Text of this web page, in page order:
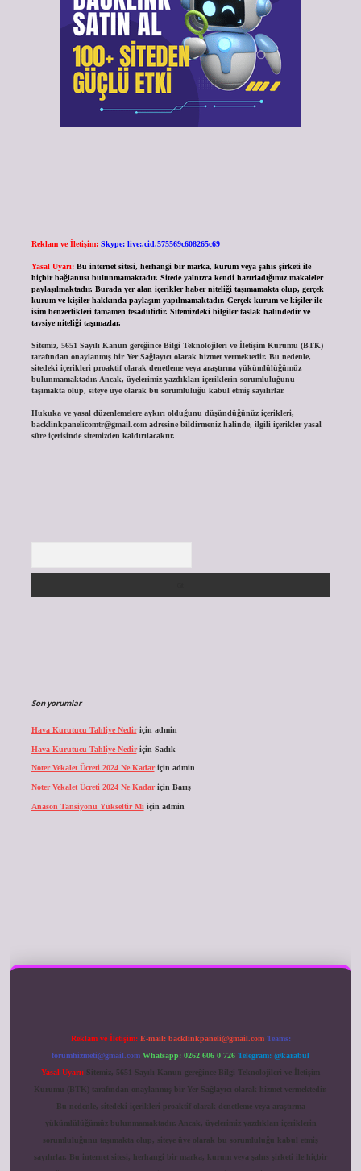
Reklam ve İletişim: Skype: live:.cid.575569c608265c69
Yasal Uyarı: Bu internet sitesi, herhangi bir marka, kurum veya şahıs şirketi ile
hiçbir bağlantısı bulunmamaktadır. Sitede yalnızca kendi hazırladığımız makaleler
paylaşılmaktadır. Burada yer alan içerikler haber niteliği taşımamakta olup, gerçek
kurum ve kişiler hakkında paylaşım yapılmamaktadır. Gerçek kurum ve kişiler ile
isim benzerlikleri tamamen tesadüfidir. Sitemizdeki bilgiler taslak halindedir ve
tavsiye niteliği taşımazlar.
Sitemiz, 5651 Sayılı Kanun gereğince Bilgi Teknolojileri ve İletişim Kurumu (BTK)
tarafından onaylanmış bir Yer Sağlayıcı olarak hizmet vermektedir. Bu nedenle,
sitedeki içerikleri proaktif olarak denetleme veya araştırma yükümlülüğümüz
bulunmamaktadır. Ancak, üyelerimiz yazdıkları içeriklerin sorumluluğunu
taşımakta olup, siteye üye olarak bu sorumluluğu kabul etmiş sayılırlar.
Hukuka ve yasal düzenlemelere aykırı olduğunu düşündüğünüz içerikleri,
backlinkpanelicomtr@gmail.comadresine bildirmeniz halinde, ilgili içerikler yasal
süre içerisinde sitemizden kaldırılacaktır.
Son yorumlar
Hava Kurutucu Tahliye Nediriçin admin
Hava Kurutucu Tahliye Nediriçin Sadık
Noter Vekalet Ücreti 2024 Ne Kadariçin admin
Noter Vekalet Ücreti 2024 Ne Kadariçin Barış
Anason Tansiyonu Yükseltir Mi için admin
Reklam ve İletişim: E-mail: backlinkpaneli@gmail.com Teams:
forumhizmeti@gmail.com Whatsapp: 0262 606 0 726 Telegram: @karabul
Yasal Uyarı: Sitemiz, 5651 Sayılı Kanun gereğince Bilgi Teknolojileri ve İletişim
Kurumu (BTK) tarafından onaylanmış bir Yer Sağlayıcı olarak hizmet vermektedir.
Bu nedenle, sitedeki içerikleri proaktif olarak denetleme veya araştırma
yükümlülüğümüz bulunmamaktadır. Ancak, üyelerimiz yazdıkları içeriklerin
sorumluluğunu taşımakta olup, siteye üye olarak bu sorumluluğu kabul etmiş
sayılırlar. Bu internet sitesi, herhangi bir marka, kurum veya şahıs şirketi ile hiçbir